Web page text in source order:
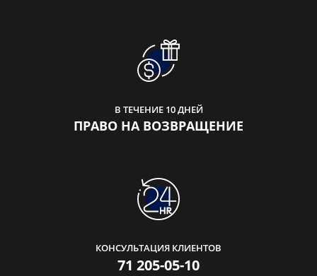
В ТЕЧЕНИЕ 10 ДНЕЙ
ПРАВО НА ВОЗВРАЩЕНИЕ
КОНСУЛЬТАЦИЯ КЛИЕНТОВ
71 205-05-10